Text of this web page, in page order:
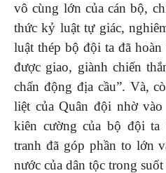
vô cùng lớn của cán bộ,
thức kỷ luật tự giác,
luật thép bộ đội ta đã
được giao, giành chiến
chấn động địa cầu”. Và,
liệt của Quân đội nhờ
kiên cường của bộ đội ta
tranh đã góp phần to lớn
nước của dân tộc trong